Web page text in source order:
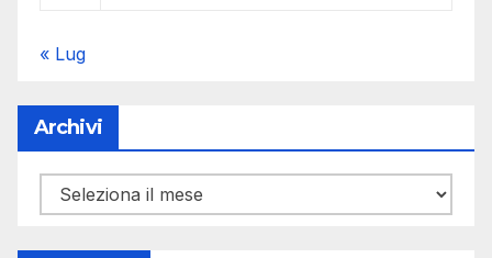
« Lug
Archivi
Archivi